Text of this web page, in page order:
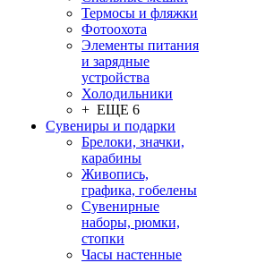
Термосы и фляжки
Фотоохота
Элементы питания
и зарядные
устройства
Холодильники
+ ЕЩЕ 6
Сувениры и подарки
Брелоки, значки,
карабины
Живопись,
графика, гобелены
Сувенирные
наборы, рюмки,
стопки
Часы настенные